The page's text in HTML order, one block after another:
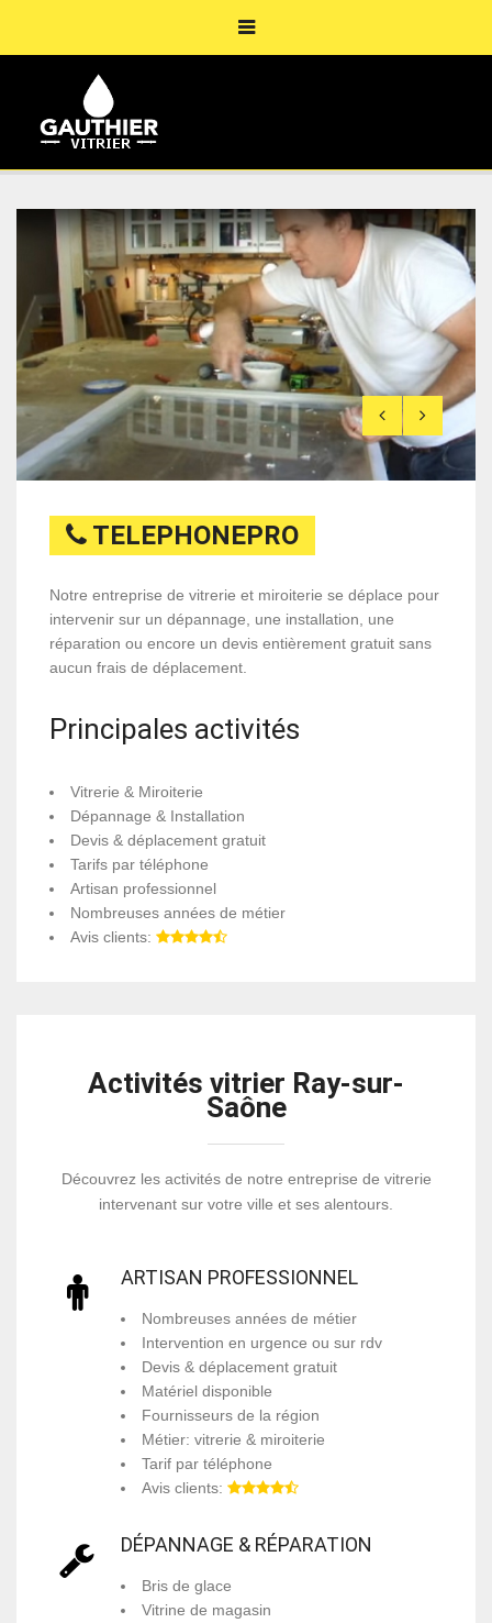
TELEPHONEPRO
Notre entreprise de vitrerie et miroiterie se déplace pour
intervenir sur un dépannage, une installation, une
réparation ou encore un devis entièrement gratuit sans
aucun frais de déplacement.
Principales activités
Vitrerie & Miroiterie
Dépannage & Installation
Devis & déplacement gratuit
Tarifs par téléphone
Artisan professionnel
Nombreuses années de métier
Avis clients:
Activités vitrier Ray-sur-
Saône
Découvrez les activités de notre entreprise de vitrerie
intervenant sur votre ville et ses alentours.
ARTISAN PROFESSIONNEL
Nombreuses années de métier
Intervention en urgence ou sur rdv
Devis & déplacement gratuit
Matériel disponible
Fournisseurs de la région
Métier: vitrerie & miroiterie
Tarif par téléphone
Avis clients:
DÉPANNAGE & RÉPARATION
Bris de glace
Vitrine de magasin